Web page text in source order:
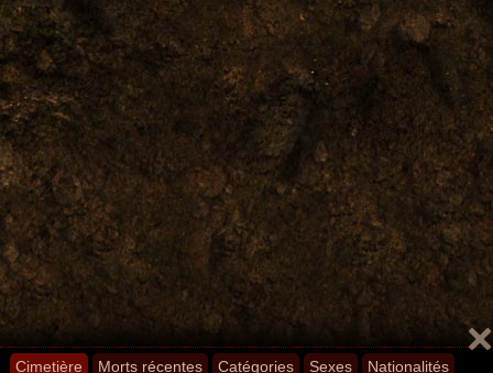
Cimetière Morts récentes Catégories Sexes Nationalités